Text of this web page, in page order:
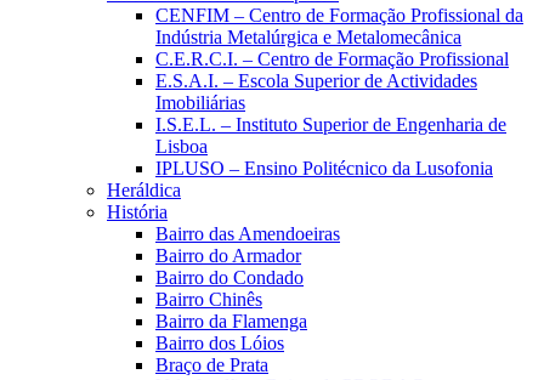
CENFIM – Centro de Formação Profissional da
Indústria Metalúrgica e Metalomecânica
C.E.R.C.I. – Centro de Formação Profissional
E.S.A.I. – Escola Superior de Actividades
Imobiliárias
I.S.E.L. – Instituto Superior de Engenharia de
Lisboa
IPLUSO – Ensino Politécnico da Lusofonia
Heráldica
História
Bairro das Amendoeiras
Bairro do Armador
Bairro do Condado
Bairro Chinês
Bairro da Flamenga
Bairro dos Lóios
Braço de Prata